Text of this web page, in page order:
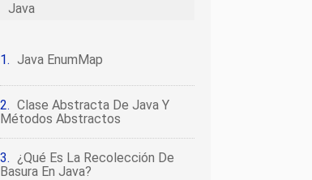
Java
Java EnumMap
Clase Abstracta De Java Y
Métodos Abstractos
¿Qué Es La Recolección De
Basura En Java?